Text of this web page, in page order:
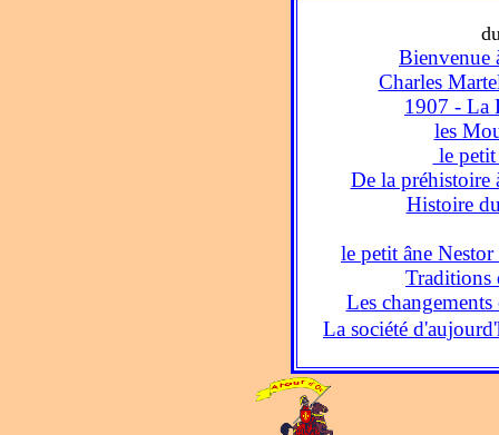
Bienvenue
Charles
1907 - La
les
le
De la préhistoire
Histoire
le petit âne
Traditions
Les
La société